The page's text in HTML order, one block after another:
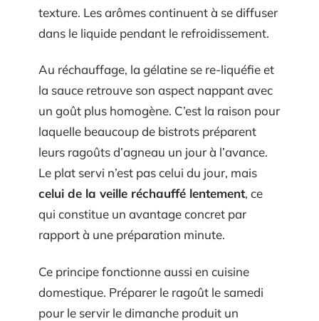
texture. Les arômes continuent à se diffuser
dans le liquide pendant le refroidissement.
Au réchauffage, la gélatine se re-liquéfie et
la sauce retrouve son aspect nappant avec
un goût plus homogène. C’est la raison pour
laquelle beaucoup de bistrots préparent
leurs ragoûts d’agneau un jour à l’avance.
Le plat servi n’est pas celui du jour, mais
celui de la veille réchauffé lentement, ce
qui constitue un avantage concret par
rapport à une préparation minute.
Ce principe fonctionne aussi en cuisine
domestique. Préparer le ragoût le samedi
pour le servir le dimanche produit un